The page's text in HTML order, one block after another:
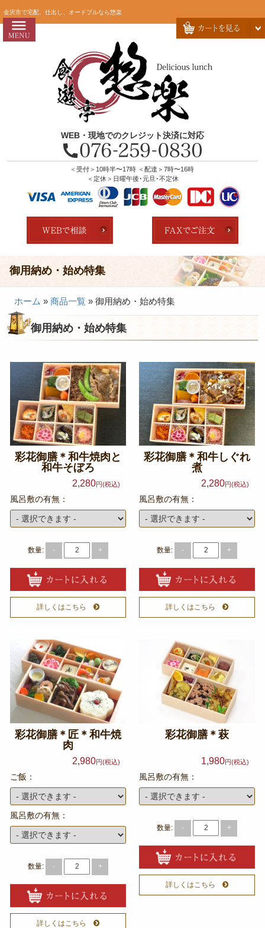
金沢市で宅配、仕出し、オードブルなら惣楽
WEB・現地でのクレジット決済に対応
＜受付＞10時半〜17時 ＜配達＞7時〜16時
＜定休＞日曜午後･元旦･不定休
HOME
惣楽のこだわり
配達エリア・注文方法
店舗の紹介
接客・おもてなし弁当
製薬会社様向け弁当
イベント弁当
法事・法要仕出し
慶事・お祝い仕出し
大皿料理・オードブル
旅行会社様向け弁当
パーティー・宴会
旅行会社様向け弁当
～999円
2,000～2,999円
1,000～1,999円
4,000円～4,999円
5,000円～
カテゴリーから選ぶ
サンドウィッチ・おにぎり
高級弁当
ロケ・イベント弁当
幕の内弁当
オードブル
お食い初め・お子様弁当
種類から選ぶ
金澤 和牛処 「豊」
和食
御用納め・始め特集
ホーム » 商品一覧 » 御用納め・始め特集
御用納め・始め特集
彩花御膳＊和牛焼肉と
和牛そぼろ
2,280円(税込)
風呂敷の有無：
数量: - +
詳しくはこちら
彩花御膳＊和牛しぐれ
煮
2,280円(税込)
風呂敷の有無：
数量: - +
詳しくはこちら
彩花御膳＊匠＊和牛焼
肉
2,980円(税込)
ご飯：
風呂敷の有無：
数量: - +
詳しくはこちら
彩花御膳＊萩
1,980円(税込)
風呂敷の有無：
数量: - +
詳しくはこちら